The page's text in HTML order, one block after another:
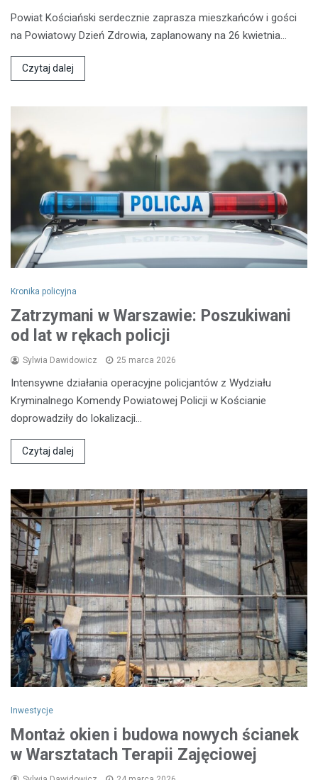
Powiat Kościański serdecznie zaprasza mieszkańców i gości
na Powiatowy Dzień Zdrowia, zaplanowany na 26 kwietnia…
Czytaj dalej
Kronika policyjna
Zatrzymani w Warszawie: Poszukiwani
od lat w rękach policji
Sylwia Dawidowicz 25 marca 2026
Intensywne działania operacyjne policjantów z Wydziału
Kryminalnego Komendy Powiatowej Policji w Kościanie
doprowadziły do lokalizacji…
Czytaj dalej
Inwestycje
Montaż okien i budowa nowych ścianek
w Warsztatach Terapii Zajęciowej